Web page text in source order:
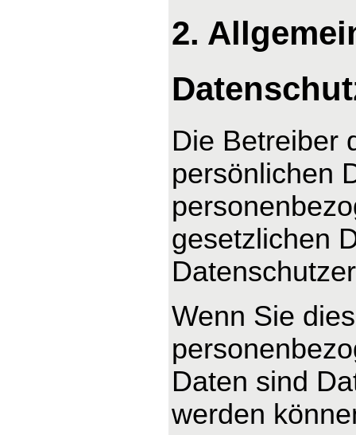
2.
Die Betreiber
persönlichen
gesetzlichen
Wenn Sie
Daten sind
werden